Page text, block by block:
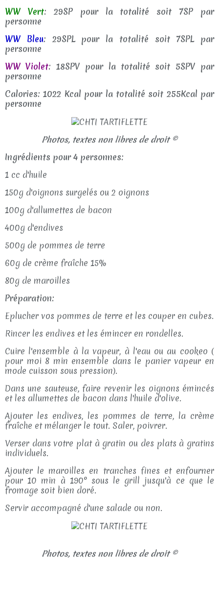
WW Vert: 29SP pour la totalité soit 7SP par
personne
WW Bleu: 29SPL pour la totalité soit 7SPL par
personne
WW Violet: 18SPV pour la totalité soit 5SPV par
personne
Calories: 1022 Kcal pour la totalité soit 255Kcal par
personne
Photos, textes non libres de droit ©
Ingrédients pour 4 personnes:
1 cc d'huile
150g d'oignons surgelés ou 2 oignons
100g d'allumettes de bacon
400g d'endives
500g de pommes de terre
60g de crème fraîche 15%
80g de maroilles
Préparation:
Eplucher vos pommes de terre et les couper en cubes.
Rincer les endives et les émincer en rondelles.
Cuire l'ensemble à la vapeur, à l'eau ou au cookeo (
pour moi 8 min ensemble dans le panier vapeur en
mode cuisson sous pression).
Dans une sauteuse, faire revenir les oignons émincés
et les allumettes de bacon dans l'huile d'olive.
Ajouter les endives, les pommes de terre, la crème
fraîche et mélanger le tout. Saler, poivrer.
Verser dans votre plat à gratin ou des plats à gratins
individuels.
Ajouter le maroilles en tranches fines et enfourner
pour 10 min à 190° sous le grill jusqu'à ce que le
fromage soit bien doré.
Servir accompagné d'une salade ou non.
Photos, textes non libres de droit ©